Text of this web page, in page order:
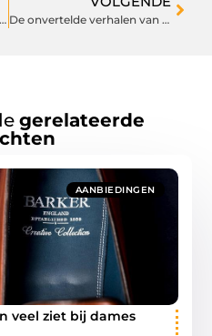
Cloud werkplek: uw sleutel tot efficiëntie De onvertelde verhalen van ouderschap: een eerlijke kijk
gerelateerde
AANBIEDINGEN
veel ziet bij dames